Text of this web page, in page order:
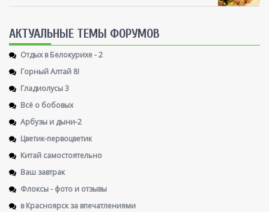
AКТУАЛЬНЫЕ ТЕМЫ ФОРУМОВ
Отдых в Белокурихе - 2
Горный Алтай 8!
Гладиолусы 3
Всё о бобовых
Арбузы и дыни-2
Цветик-первоцветик
Китай самостоятельно
Ваш завтрак
Флоксы - фото и отзывы
в Красноярск за впечатлениями